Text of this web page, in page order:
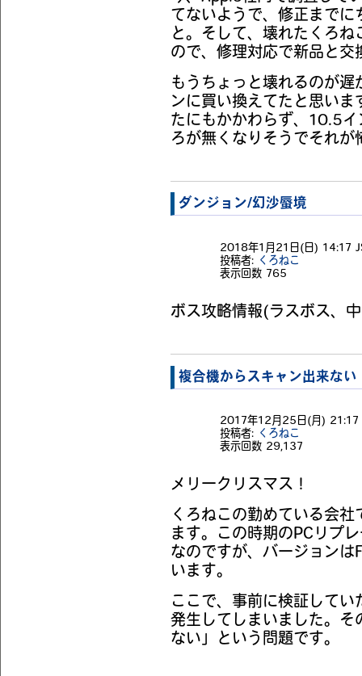
てないようで、修正まで
と。そして、壊れたくろ
ので、修理対応で新品と交
もうちょっと壊れるのが
ンに買い換えてたと思い
たにもかかわらず、10.5
ろが無くなりそうでそれが
ダンジョン/幻沙蜃境
2018年1月21日(日) 14:17
投稿者:
くろねこ
表示回数 765
ボス攻略情報(ラスボス、
複合機からスキャン出来ない
2017年12月25日(月) 21:17
投稿者:
くろねこ
表示回数 29,137
メリークリスマス！
くろねこの勤めている会
ます。この時期のPCリプ
なのですが、バージョン
います。
ここで、事前に検証して
発生してしまいました。そ
ない」という問題です。